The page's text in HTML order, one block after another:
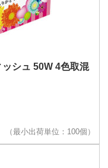
シュ 50W 4色取混
（最小出荷単位：100個）